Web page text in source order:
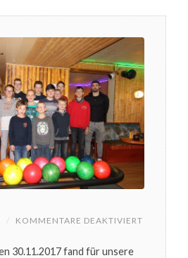
/ KOMMENTARE DEAKTIVIERT
UNSERER
30.11.2017 fand für unsere